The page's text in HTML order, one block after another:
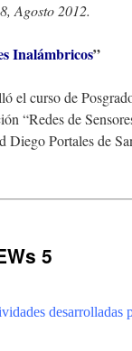
Agosto 2012.
Inalámbricos”
el curso de
“Redes de
Portales de
5
desarrolladas